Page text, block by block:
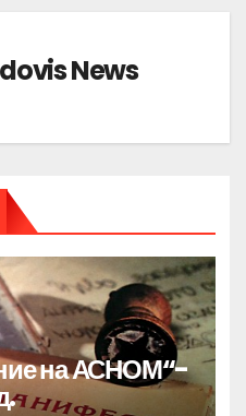
News
на АСНОМ“-